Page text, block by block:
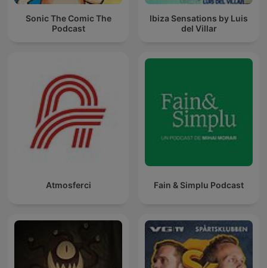
Sonic The Comic The
Podcast
Ibiza Sensations by Luis
del Villar
Atmosferci Fain & Simplu Podcast